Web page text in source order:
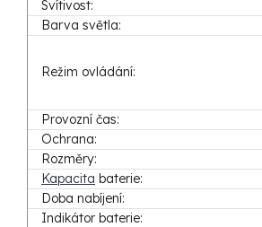
Svítivost:
Barva světla:
Režim ovládání:
Provozní čas:
Ochrana:
Rozměry:
Kapacita baterie:
Doba nabíjení:
Indikátor baterie: